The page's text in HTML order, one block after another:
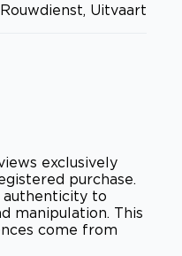
Rouwdienst, Uitvaart
exclusively
purchase.
to
manipulation. This
come from